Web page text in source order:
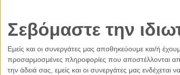
Σεβόμαστε την
Εμείς και οι συνεργάτες μας αποθηκεύουμε και/ή
προσαρμοσμένες πληροφορίες που αποστέλλονται
την άδειά σας, εμείς και οι συνεργάτες μας